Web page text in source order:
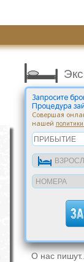
Запросите
Процедура
Совершая
нашей
О нас пишут...